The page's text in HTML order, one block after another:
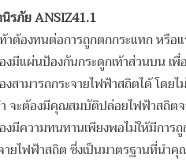
นิรภัย ANSIZ41.1
ท้าต้องทนต่อการถูกตกกระแทก หรือ
งมีแผ่นป้องกันกระดูกเท้าส่วนบน
งสามารถกระจายไฟฟ้าสถิตได้ โด
จะต้องมีคุณสมบัติปล่อยไฟฟ้าสถิตจ
งมีความทนทานเพียงพอไม่ให้มีกา
ายไฟฟ้าสถิต ซึ่งเป็นมาตรฐานที่นำ